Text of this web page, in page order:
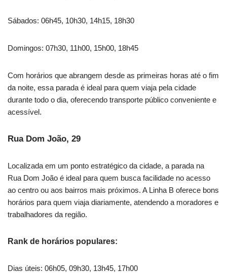
Sábados: 06h45, 10h30, 14h15, 18h30
Domingos: 07h30, 11h00, 15h00, 18h45
Com horários que abrangem desde as primeiras horas até o fim
da noite, essa parada é ideal para quem viaja pela cidade
durante todo o dia, oferecendo transporte público conveniente e
acessível.
Rua Dom João, 29
Localizada em um ponto estratégico da cidade, a parada na
Rua Dom João é ideal para quem busca facilidade no acesso
ao centro ou aos bairros mais próximos. A Linha B oferece bons
horários para quem viaja diariamente, atendendo a moradores e
trabalhadores da região.
Rank de horários populares:
Dias úteis: 06h05, 09h30, 13h45, 17h00